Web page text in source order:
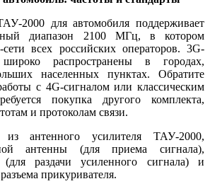
2000 для автомобиля поддерживает
диапазон 2100 МГц, в котором
всех российских операторов. 3G-
распространены в городах,
населенных пунктах. Обратите
с 4G-сигналом или классическим
покупка другого комплекта,
и протоколам связи.
из антенного усилителя ТАУ-2000,
антенны (для приема сигнала),
раздачи усиленного сигнала) и
прикуривателя.